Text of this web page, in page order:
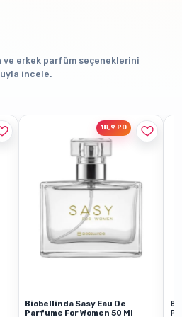
ve erkek parfüm seçeneklerini
incele.
18,9 PD
Biobellinda Sasy Eau De
Parfume For Women 50 Ml